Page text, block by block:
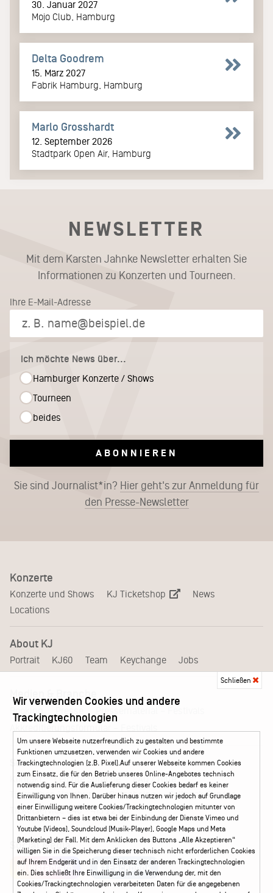
30. Januar 2027
Mojo Club, Hamburg
Delta Goodrem
15. März 2027
Fabrik Hamburg, Hamburg
Marlo Grosshardt
12. September 2026
Stadtpark Open Air, Hamburg
NEWSLETTER
Mit dem Karsten Jahnke Newsletter erhalten Sie
Informationen zu Konzerten und Tourneen.
Ihre E-Mail-Adresse
Ich möchte News über...
Hamburger Konzerte / Shows
Tourneen
beides
ABONNIEREN
Sie sind Journalist*in? Hier geht's zur Anmeldung für
den Presse-Newsletter
Konzerte
Konzerte und Shows KJ Ticketshop
News
Locations
About KJ
Portrait KJ60 Team Keychange Jobs
Booking Presse
Service
Kontakt Leichte Sprache
FAQ / Hilfe
Ticketshop Hamburg
Gutscheine
Callback-Service
Ticketservice 040 - 413 22 60
Social Media
Instagram Facebook
Schließen
Wir verwenden Cookies und andere
Trackingtechnologien
Um unsere Webseite nutzerfreundlich zu gestalten und bestimmte
Funktionen umzusetzen, verwenden wir Cookies und andere
Trackingtechnologien (z.B. Pixel).Auf unserer Webseite kommen Cookies
zum Einsatz, die für den Betrieb unseres Online-Angebotes technisch
notwendig sind. Für die Auslieferung dieser Cookies bedarf es keiner
Einwilligung von Ihnen. Darüber hinaus nutzen wir jedoch auf Grundlage
einer Einwilligung weitere Cookies/Trackingtechnologien mitunter von
Drittanbietern – dies ist etwa bei der Einbindung der Dienste Vimeo und
Youtube (Videos), Soundcloud (Musik-Player), Google Maps und Meta
(Marketing) der Fall. Mit dem Anklicken des Buttons „Alle Akzeptieren“
willigen Sie in die Speicherung dieser technisch nicht erforderlichen Cookies
auf Ihrem Endgerät und in den Einsatz der anderen Trackingtechnologien
ein. Dies schließt Ihre Einwilligung in die Verwendung der, mit den
Cookies/Trackingtechnologien verarbeiteten Daten für die angegebenen